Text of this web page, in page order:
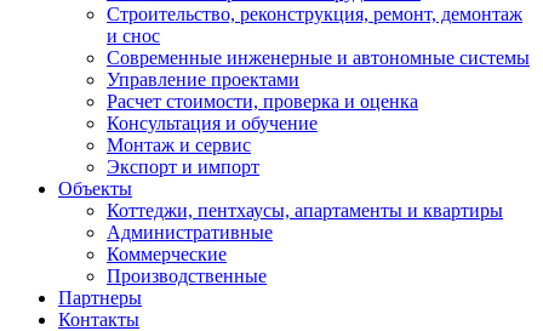
Строительство, реконструкция, ремонт, демонтаж
и снос
Современные инженерные и автономные системы
Управление проектами
Расчет стоимости, проверка и оценка
Консультация и обучение
Монтаж и сервис
Экспорт и импорт
Объекты
Коттеджи, пентхаусы, апартаменты и квартиры
Административные
Коммерческие
Производственные
Партнеры
Контакты